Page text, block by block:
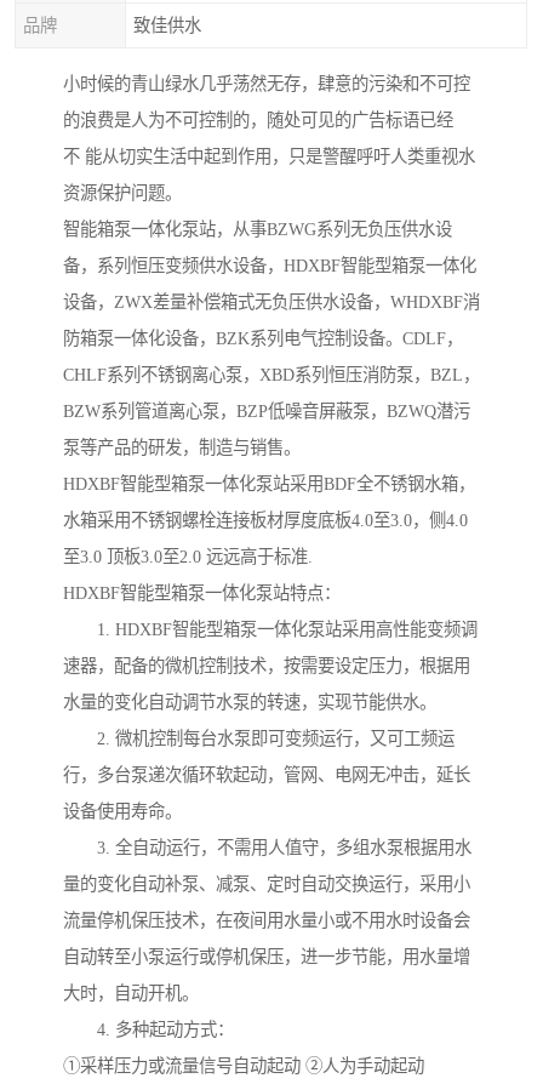
品牌 致佳供水
小时候的青山绿水几乎荡然无存，肆意的污染和不可控
的浪费是人为不可控制的，随处可见的广告标语已经
不 能从切实生活中起到作用，只是警醒呼吁人类重视水
资源保护问题。
智能箱泵一体化泵站，从事BZWG系列无负压供水设
备，系列恒压变频供水设备，HDXBF智能型箱泵一体化
设备，ZWX差量补偿箱式无负压供水设备，WHDXBF消
防箱泵一体化设备，BZK系列电气控制设备。CDLF，
CHLF系列不锈钢离心泵，XBD系列恒压消防泵，BZL，
BZW系列管道离心泵，BZP低噪音屏蔽泵，BZWQ潜污
泵等产品的研发，制造与销售。
HDXBF智能型箱泵一体化泵站采用BDF全不锈钢水箱，
水箱采用不锈钢螺栓连接板材厚度底板4.0至3.0，侧4.0
至3.0 顶板3.0至2.0 远远高于标准.
HDXBF智能型箱泵一体化泵站特点：
1. HDXBF智能型箱泵一体化泵站采用高性能变频调
速器，配备的微机控制技术，按需要设定压力，根据用
水量的变化自动调节水泵的转速，实现节能供水。
2. 微机控制每台水泵即可变频运行，又可工频运
行，多台泵递次循环软起动，管网、电网无冲击，延长
设备使用寿命。
3. 全自动运行，不需用人值守，多组水泵根据用水
量的变化自动补泵、减泵、定时自动交换运行，采用小
流量停机保压技术，在夜间用水量小或不用水时设备会
自动转至小泵运行或停机保压，进一步节能，用水量增
大时，自动开机。
4. 多种起动方式：
①采样压力或流量信号自动起动 ②人为手动起动